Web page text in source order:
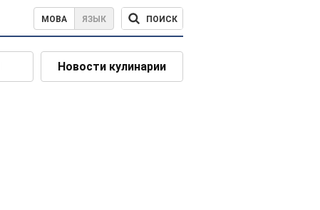
МОВА ЯЗЫК ПОИСК
Новости кулинарии